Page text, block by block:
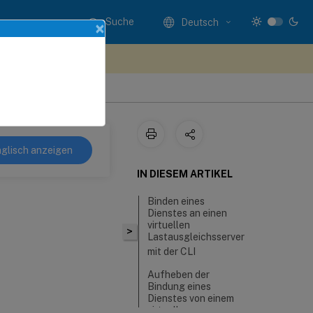
Suche Deutsch
anzeigen
>
IN DIESEM ARTIKEL
Binden eines
Dienstes an einen
virtuellen
Lastausgleichsserver
mit der CLI
Aufheben der
Bindung eines
Dienstes von einem
virtuellen
×